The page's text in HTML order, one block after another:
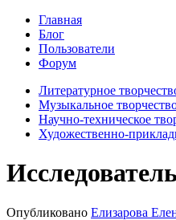
Главная
Блог
Пользователи
Форум
Литературное
Музыкальное
Научно-техническое
Художественно-
Опубликовано Елизарова